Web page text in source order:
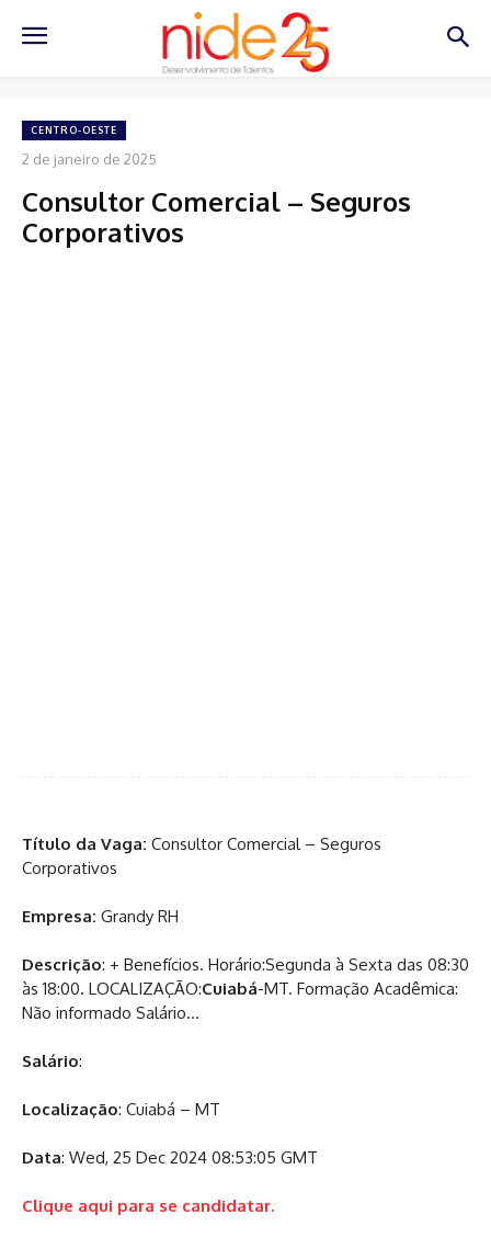
CENTRO-OESTE
2 de janeiro de 2025
Consultor Comercial – Seguros
Corporativos
Título da Vaga: Consultor Comercial – Seguros
Corporativos
Empresa: Grandy RH
Descrição: + Benefícios. Horário:Segunda à Sexta das 08:30
às 18:00. LOCALIZAÇÃO:Cuiabá-MT. Formação Acadêmica:
Não informado Salário…
Salário:
Localização: Cuiabá – MT
Data: Wed, 25 Dec 2024 08:53:05 GMT
Clique aqui para se candidatar.